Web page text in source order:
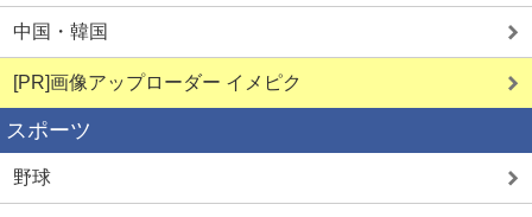
中国・韓国
[PR]画像アップローダー イメピク
スポーツ
野球